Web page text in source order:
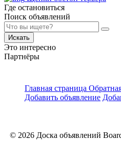
Где остановиться
Поиск объявлений
Искать
Это интересно
Партнёры
Главная страница
Добавить объявление
© 2026 Доска объявлений